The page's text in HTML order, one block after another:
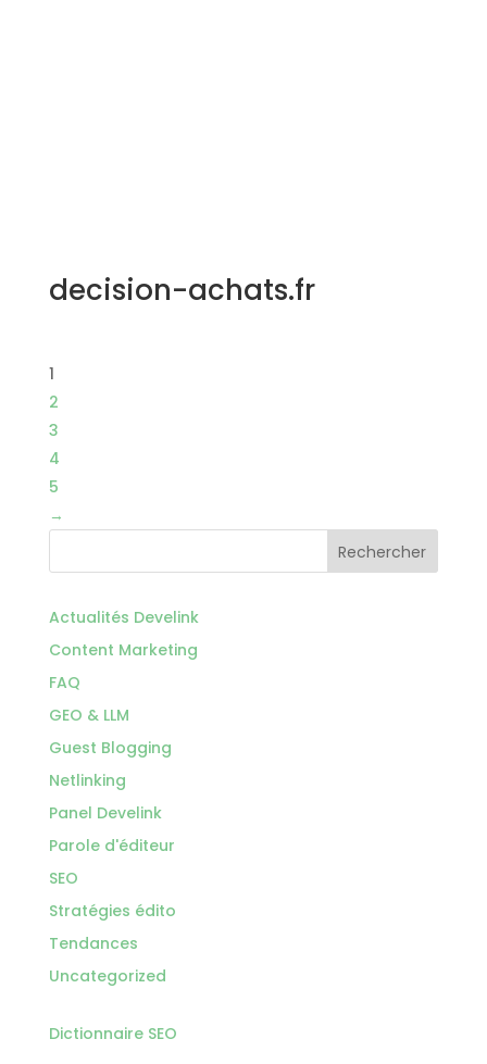
decision-achats.fr
1
2
3
4
5
→
Rechercher
Actualités Develink
Content Marketing
FAQ
GEO & LLM
Guest Blogging
Netlinking
Panel Develink
Parole d'éditeur
SEO
Stratégies édito
Tendances
Uncategorized
Dictionnaire SEO